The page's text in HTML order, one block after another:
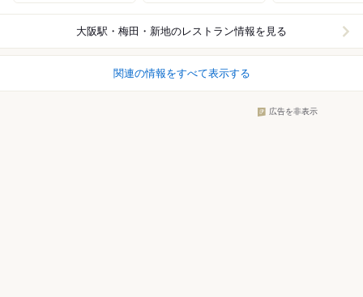
大阪駅・梅田・新地のレストラン情報を見る
関連の情報をすべて表示する
広告を非表示